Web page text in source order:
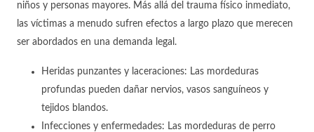
niños y personas mayores. Más allá del trauma físico inmediato,
las víctimas a menudo sufren efectos a largo plazo que merecen
ser abordados en una demanda legal.
Heridas punzantes y laceraciones: Las mordeduras
profundas pueden dañar nervios, vasos sanguíneos y
tejidos blandos.
Infecciones y enfermedades: Las mordeduras de perro